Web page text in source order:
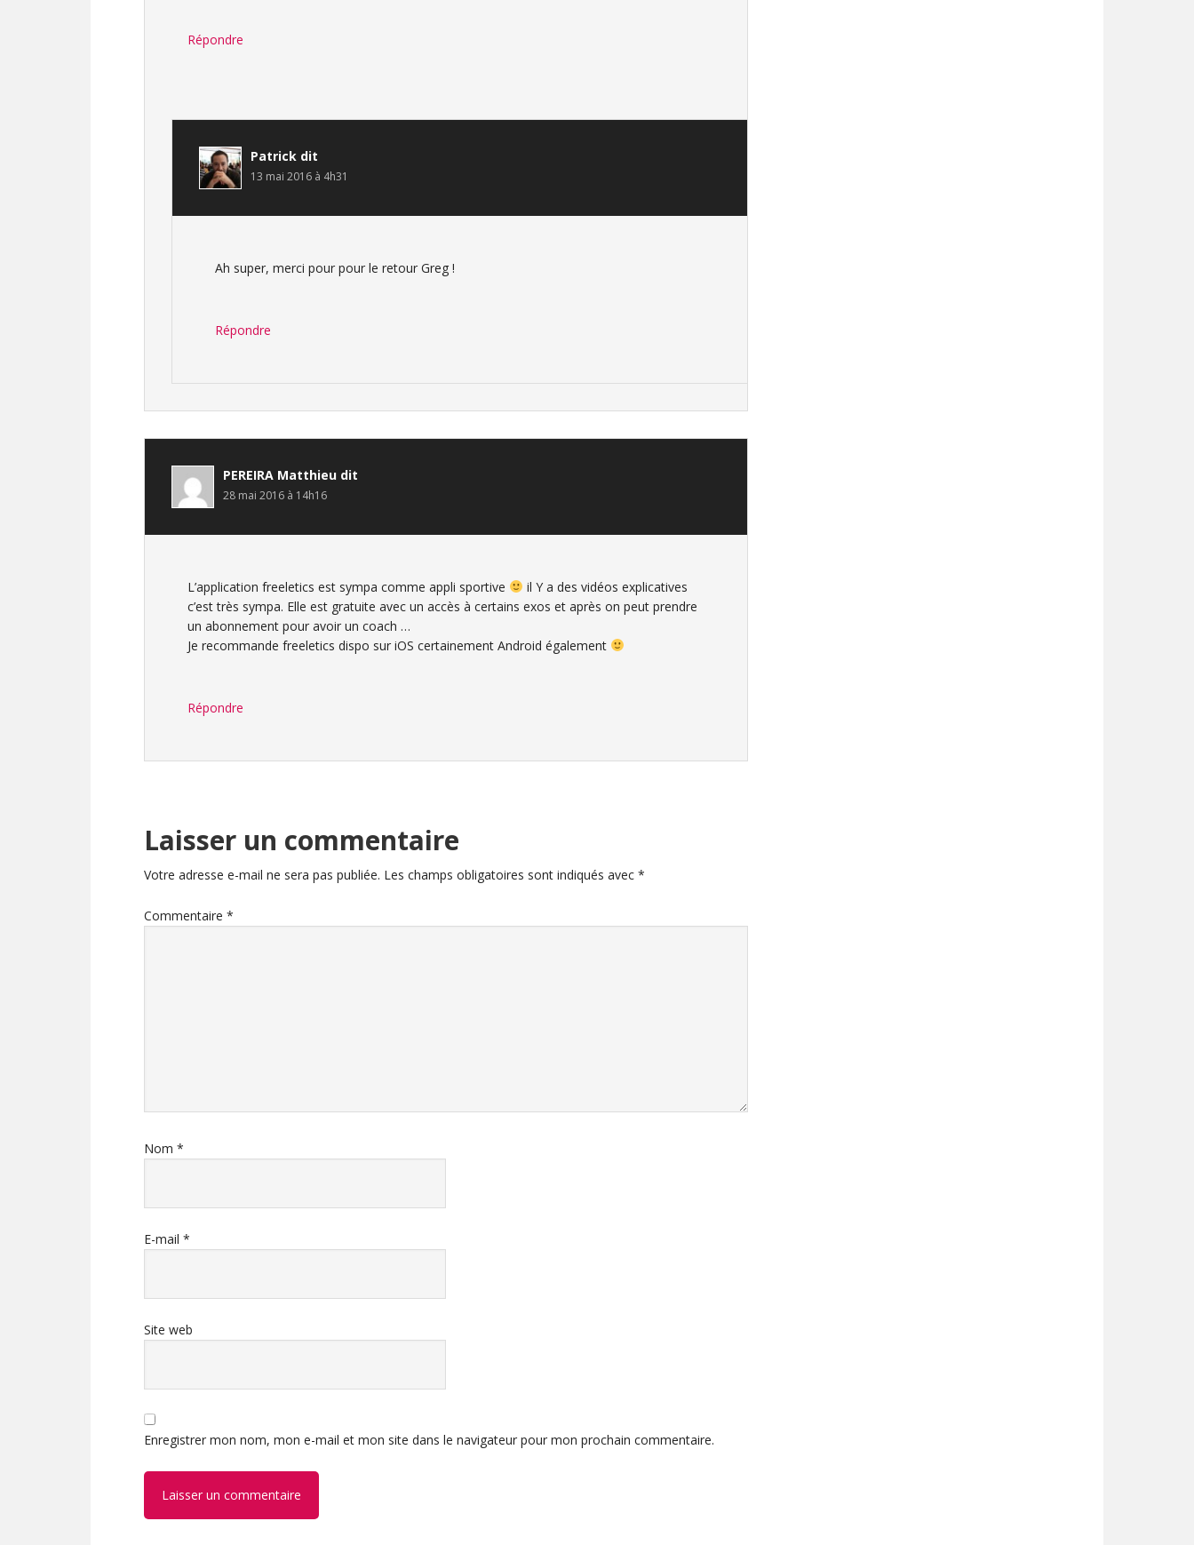
Répondre
Patrick dit
13 mai 2016 à 4h31
Ah super, merci pour pour le retour Greg !
Répondre
PEREIRA Matthieu dit
28 mai 2016 à 14h16
L’application freeletics est sympa comme appli sportive
il Y a des vidéos explicatives
c’est très sympa. Elle est gratuite avec un accès à certains exos et après on peut prendre
un abonnement pour avoir un coach …
Je recommande freeletics dispo sur iOS certainement Android également
Répondre
Laisser un commentaire
Votre adresse e-mail ne sera pas publiée. Les champs obligatoires sont indiqués avec *
Commentaire *
Nom *
E-mail *
Site web
Enregistrer mon nom, mon e-mail et mon site dans le navigateur pour mon prochain commentaire.